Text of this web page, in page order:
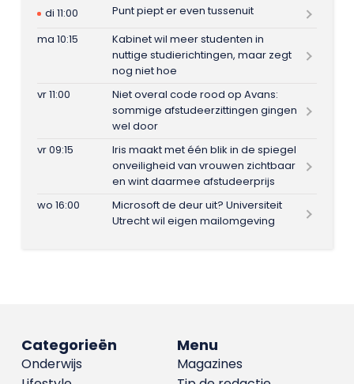
di 11:00
Punt piept er even tussenuit
ma 10:15
Kabinet wil meer studenten in
nuttige studierichtingen, maar zegt
nog niet hoe
vr 11:00
Niet overal code rood op Avans:
sommige afstudeerzittingen gingen
wel door
vr 09:15
Iris maakt met één blik in de spiegel
onveiligheid van vrouwen zichtbaar
en wint daarmee afstudeerprijs
wo 16:00
Microsoft de deur uit? Universiteit
Utrecht wil eigen mailomgeving
Menu
Magazines
Categorieën
Onderwijs